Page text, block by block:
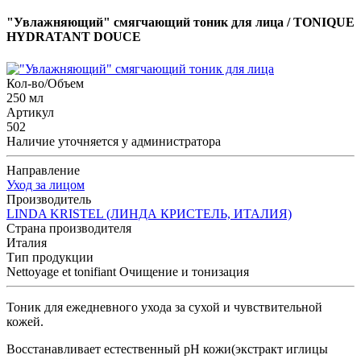
"Увлажняющий" смягчающий тоник для лица / TONIQUE
HYDRATANT DOUCE
Кол-во/Объем
250 мл
Артикул
502
Наличие уточняется у администратора
Направление
Уход за лицом
Производитель
LINDA KRISTEL (ЛИНДА КРИСТЕЛЬ, ИТАЛИЯ)
Страна производителя
Италия
Тип продукции
Nettoyage et tonifiant Очищение и тонизация
Тоник для ежедневного ухода за сухой и чувствительной
кожей.
Восстанавливает естественный рН кожи(экстракт иглицы